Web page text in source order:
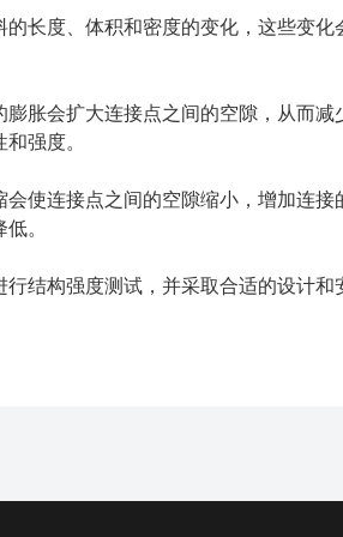
长度、体积和密度的变化，这些变化
胀会扩大连接点之间的空隙，从而减
强度。
使连接点之间的空隙缩小，增加连接
。
结构强度测试，并采取合适的设计和